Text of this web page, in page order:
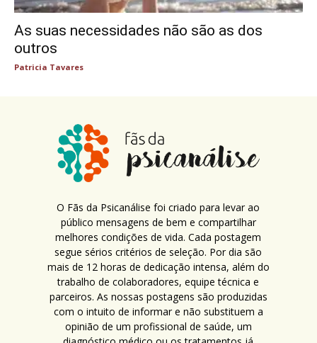
As suas necessidades não são as dos
outros
Patricia Tavares
O Fãs da Psicanálise foi criado para levar ao
público mensagens de bem e compartilhar
melhores condições de vida. Cada postagem
segue sérios critérios de seleção. Por dia são
mais de 12 horas de dedicação intensa, além do
trabalho de colaboradores, equipe técnica e
parceiros. As nossas postagens são produzidas
com o intuito de informar e não substituem a
opinião de um profissional de saúde, um